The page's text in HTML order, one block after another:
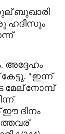
ബുഖാരി
ഹദീസും
. അദ്ദേഹം
കേട്ടു. “ഇന്ന്
മേല് നോമ്പ്
ഈ ദിനം